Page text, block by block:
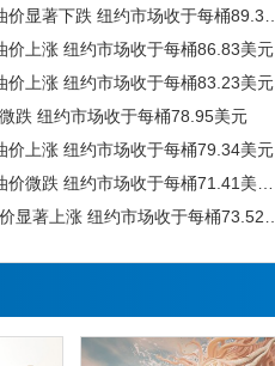
价上涨 纽约市场收于每桶86.83美元
价上涨 纽约市场收于每桶83.23美元
跌 纽约市场收于每桶78.95美元
价上涨 纽约市场收于每桶79.34美元